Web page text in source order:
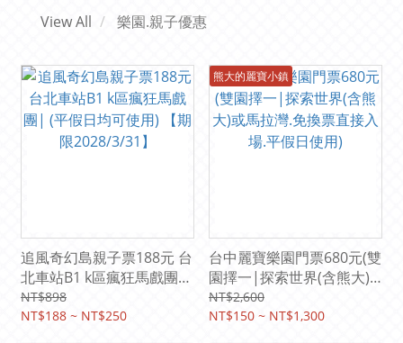
View All 樂園.親子優惠
追風奇幻島親子票188元 台
北車站B1 k區瘋狂馬戲團|
(平假日均可使用) 【期限
2028/3/31】
NT$898
NT$188 ~ NT$250
熊大的麗寶小鎮
台中麗寶樂園門票680元(雙
園擇一|探索世界(含熊大)
或馬拉灣.免換票直接入場.
平假日使用)
NT$2,600
NT$150 ~ NT$1,300